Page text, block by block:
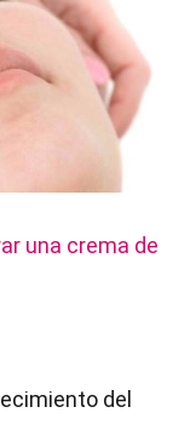
una crema de
del